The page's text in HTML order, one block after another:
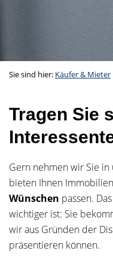
Sie sind hier: Käufer & Mieter
Tragen Sie
Gern nehmen wir Sie
bieten Ihnen
Wünschen passen.
wichtiger ist: Sie
wir aus Gründen der
präsentieren können.